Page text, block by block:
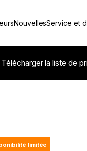
NouvellesService et
Télécharger la liste de
limitée